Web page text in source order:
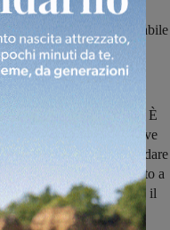
con Chiassai, e lo
dice la responsabile
del tutto nuovo, nel
di piazza Garibaldi.
È
e via dei Mille, e serve
al quale è obbligatorio dare
Ma costringe le auto a
se vogliono girare verso il